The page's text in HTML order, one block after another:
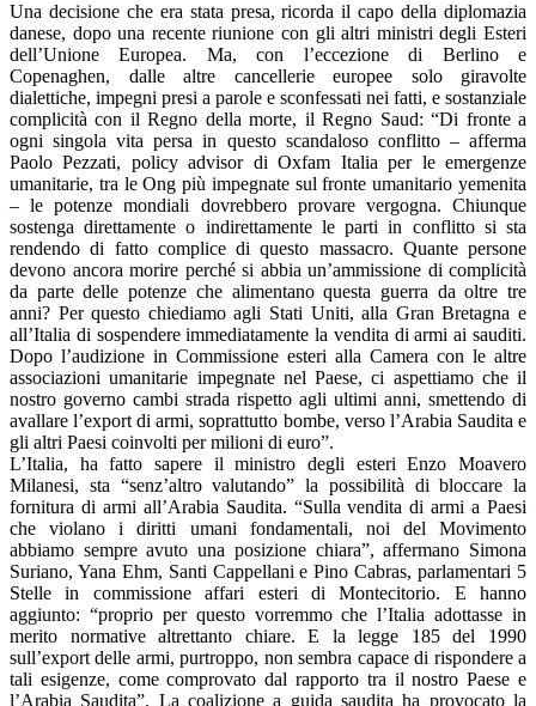
Una decisione che era stata presa, ricorda il capo della diplomazia
danese, dopo una recente riunione con gli altri ministri degli Esteri
dell’Unione Europea. Ma, con l’eccezione di Berlino e
Copenaghen, dalle altre cancellerie europee solo giravolte
dialettiche, impegni presi a parole e sconfessati nei fatti, e sostanziale
complicità con il Regno della morte, il Regno Saud: “Di fronte a
ogni singola vita persa in questo scandaloso conflitto – afferma
Paolo Pezzati, policy advisor di Oxfam Italia per le emergenze
umanitarie, tra le Ong più impegnate sul fronte umanitario yemenita
– le potenze mondiali dovrebbero provare vergogna. Chiunque
sostenga direttamente o indirettamente le parti in conflitto si sta
rendendo di fatto complice di questo massacro. Quante persone
devono ancora morire perché si abbia un’ammissione di complicità
da parte delle potenze che alimentano questa guerra da oltre tre
anni? Per questo chiediamo agli Stati Uniti, alla Gran Bretagna e
all’Italia di sospendere immediatamente la vendita di armi ai sauditi.
Dopo l’audizione in Commissione esteri alla Camera con le altre
associazioni umanitarie impegnate nel Paese, ci aspettiamo che il
nostro governo cambi strada rispetto agli ultimi anni, smettendo di
avallare l’export di armi, soprattutto bombe, verso l’Arabia Saudita e
gli altri Paesi coinvolti per milioni di euro”.
L’Italia, ha fatto sapere il ministro degli esteri Enzo Moavero
Milanesi, sta “senz’altro valutando” la possibilità di bloccare la
fornitura di armi all’Arabia Saudita. “Sulla vendita di armi a Paesi
che violano i diritti umani fondamentali, noi del Movimento
abbiamo sempre avuto una posizione chiara”, affermano Simona
Suriano, Yana Ehm, Santi Cappellani e Pino Cabras, parlamentari 5
Stelle in commissione affari esteri di Montecitorio. E hanno
aggiunto: “proprio per questo vorremmo che l’Italia adottasse in
merito normative altrettanto chiare. E la legge 185 del 1990
sull’export delle armi, purtroppo, non sembra capace di rispondere a
tali esigenze, come comprovato dal rapporto tra il nostro Paese e
l’Arabia Saudita”. La coalizione a guida saudita ha provocato la